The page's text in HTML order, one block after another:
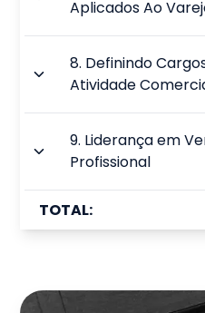
Aplicados Ao
8. Definindo
Atividade
9. Liderança em
Profissional
TOTAL: